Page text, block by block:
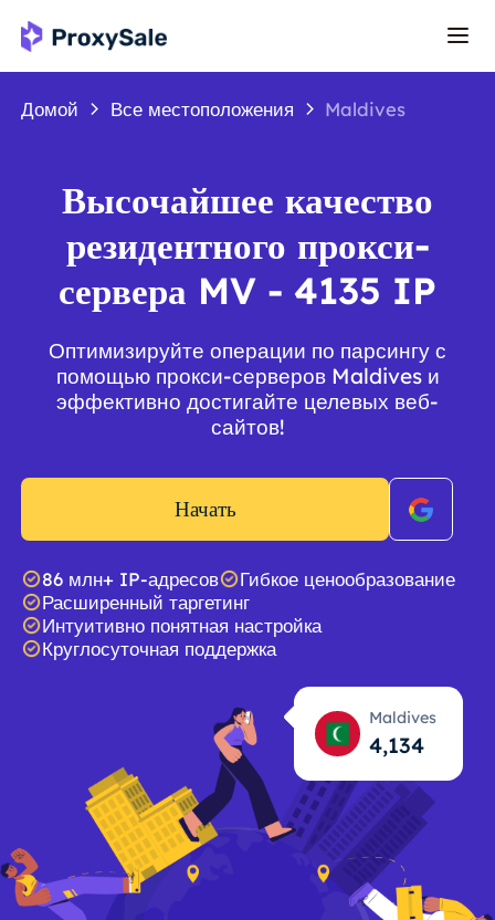
Домой Все местоположения Maldives
Высочайшее качество
резидентного прокси-
сервера MV - 4135 IP
Оптимизируйте операции по парсингу с
помощью прокси-серверов Maldives и
эффективно достигайте целевых веб-
сайтов!
Начать
86 млн+ IP-адресов
Гибкое ценообразование
Расширенный таргетинг
Интуитивно понятная настройка
Круглосуточная поддержка
Maldives
4,135